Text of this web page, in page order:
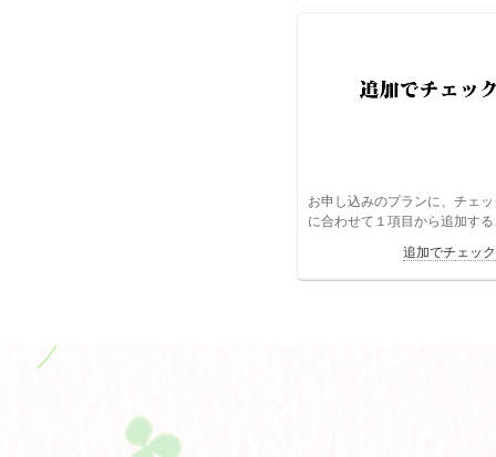
お申し込みのプランに、チェ
に合わせて１項目から追加す
追加でチェック